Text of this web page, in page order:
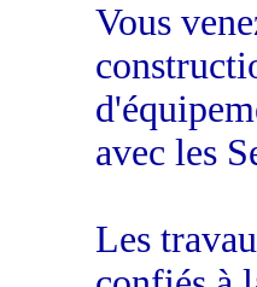
Vous
avec les
Les